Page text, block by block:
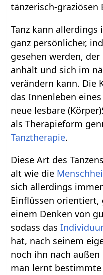
tänzerisch-graziösen
Tanz kann allerdings
ganz persönlicher,
gesehen werden,
anhält und sich im
verändern kann. Die
das Innenleben eines
neue lesbare
als Therapieform
Tanztherapie.
Diese Art des
alt wie die
sich allerdings
Einflüssen orientiert,
einem Denken von
sodass das
hat, nach seinem
noch ihn nach
man lernt